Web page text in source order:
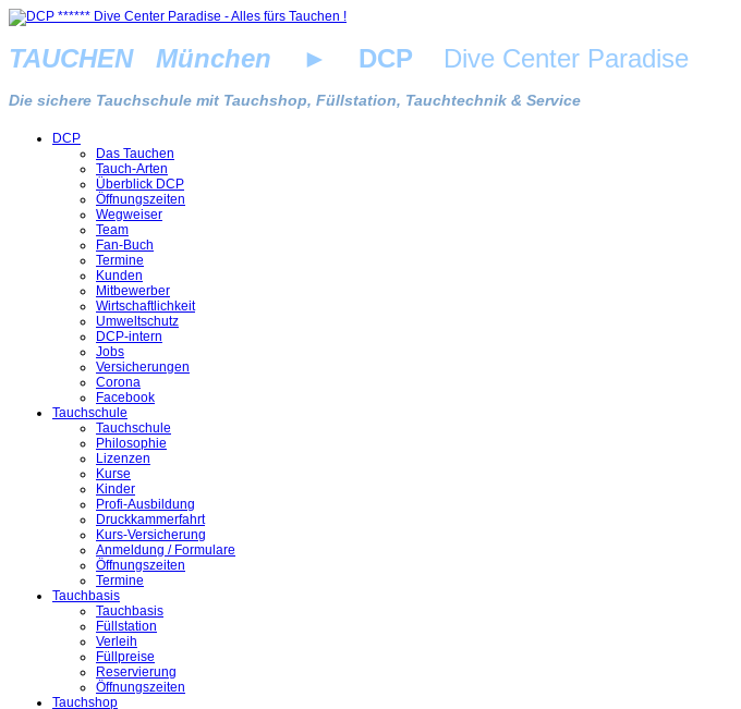
TAUCHEN München ► DCP Dive Center Paradise
Die sichere Tauchschule mit Tauchshop, Füllstation, Tauchtechnik & Service
DCP
Das Tauchen
Tauch-Arten
Überblick DCP
Öffnungszeiten
Wegweiser
Team
Fan-Buch
Termine
Kunden
Mitbewerber
Wirtschaftlichkeit
Umweltschutz
DCP-intern
Jobs
Versicherungen
Corona
Facebook
Tauchschule
Tauchschule
Philosophie
Lizenzen
Kurse
Kinder
Profi-Ausbildung
Druckkammerfahrt
Kurs-Versicherung
Anmeldung / Formulare
Öffnungszeiten
Termine
Tauchbasis
Tauchbasis
Füllstation
Verleih
Füllpreise
Reservierung
Öffnungszeiten
Tauchshop